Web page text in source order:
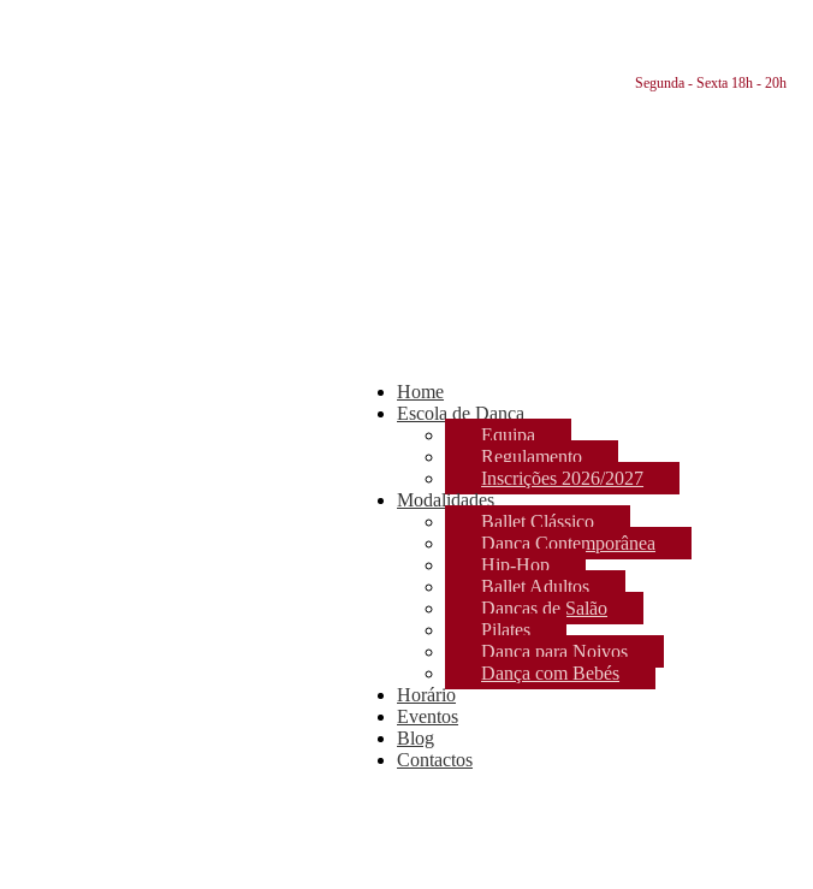
Segunda - Sexta 18h - 20h
Home
Escola de Dança
Equipa
Regulamento
Inscrições 2026/2027
Modalidades
Ballet Clássico
Dança Contemporânea
Hip-Hop
Ballet Adultos
Danças de Salão
Pilates
Dança para Noivos
Dança com Bebés
Horário
Eventos
Blog
Contactos